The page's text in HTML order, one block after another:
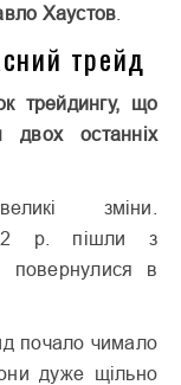
Хаустов
трейд
трейдингу, що
двох останніх
зміни.
р. пішли з
повернулися в
почало чимало
дуже щільно